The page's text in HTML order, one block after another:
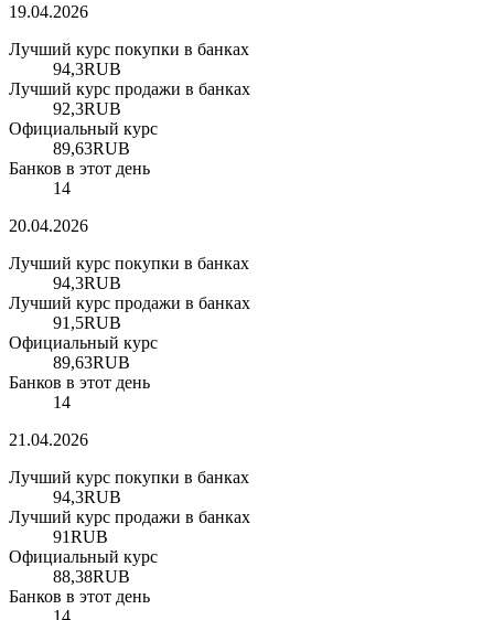
19.04.2026
Лучший курс покупки в банках
94,3RUB
Лучший курс продажи в банках
92,3RUB
Официальный курс
89,63RUB
Банков в этот день
14
20.04.2026
Лучший курс покупки в банках
94,3RUB
Лучший курс продажи в банках
91,5RUB
Официальный курс
89,63RUB
Банков в этот день
14
21.04.2026
Лучший курс покупки в банках
94,3RUB
Лучший курс продажи в банках
91RUB
Официальный курс
88,38RUB
Банков в этот день